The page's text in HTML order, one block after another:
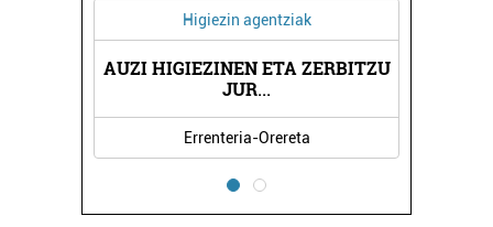
Higiezin agentziak
AUZI HIGIEZINEN ETA ZERBITZU
JUR...
Errenteria-Orereta